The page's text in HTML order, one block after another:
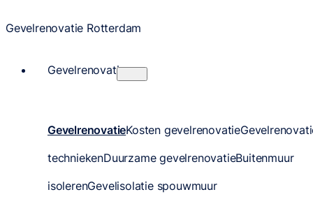
Gevelrenovatie Rotterdam
Gevelrenovatie
GevelrenovatieKosten gevelrenovatie
techniekenDuurzame gevelrenovatieBuitenmuur
isolerenGevelisolatie spouwmuur